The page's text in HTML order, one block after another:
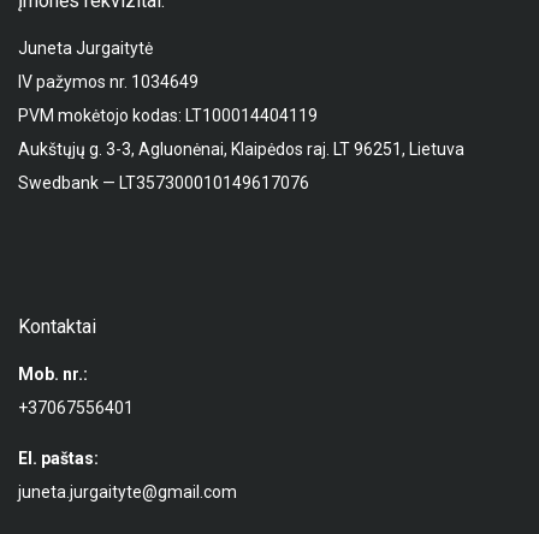
Juneta Jurgaitytė
IV pažymos nr. 1034649
PVM mokėtojo kodas: LT100014404119
Aukštųjų g. 3-3, Agluonėnai, Klaipėdos raj. LT 96251, Lietuva
Swedbank — LT357300010149617076
Kontaktai
Mob. nr.:
+37067556401
El. paštas:
juneta.jurgaityte@gmail.com